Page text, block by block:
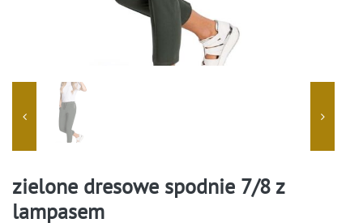
zielone dresowe spodnie 7/8 z
lampasem